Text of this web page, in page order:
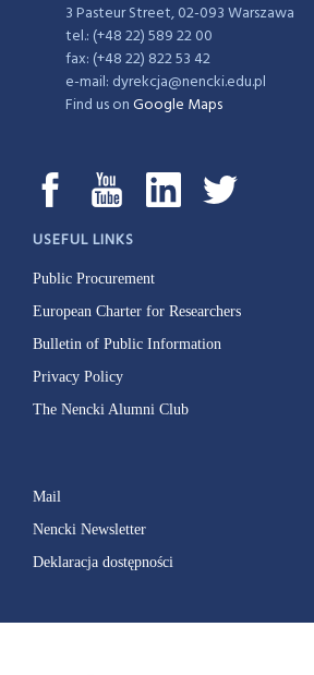
3 Pasteur Street, 02-093 Warszawa
tel.: (+48 22) 589 22 00
fax: (+48 22) 822 53 42
e-mail: dyrekcja@nencki.edu.pl
Find us onGoogle Maps
USEFUL LINKS
Public Procurement
European Charter for Researchers
Bulletin of Public Information
Privacy Policy
The Nencki Alumni Club
Mail
Nencki Newsletter
Deklaracja dostępności